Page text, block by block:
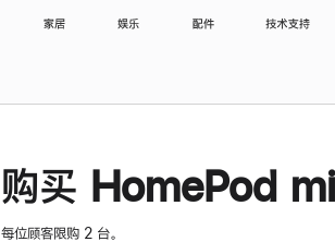
家居 娱乐 配件 技术支持
购买 HomePod
每位顾客限购 2 台。